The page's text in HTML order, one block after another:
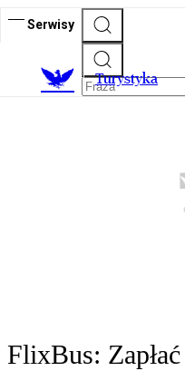
Serwisy
Turystyka
FlixBus: